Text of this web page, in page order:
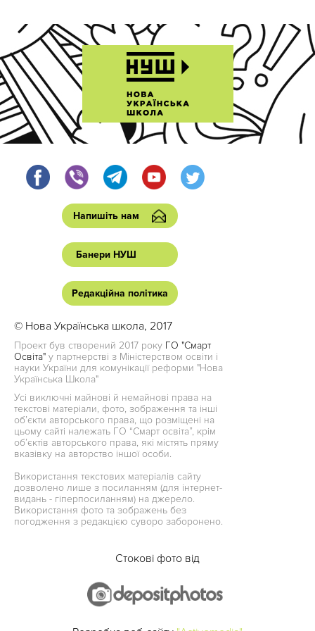
Напишіть нам
Банери НУШ
Редакційна політика
© Нова Українська школа, 2017
Проект був створений 2017 року ГО "Смарт
Освіта" у партнерстві з Міністерством освіти і
науки України для комунікації реформи "Нова
Українська Школа"
Усі виключні майнові й немайнові права на
текстові матеріали, фото, зображення та інші
об’єкти авторського права, що розміщені на
цьому сайті належать ГО “Смарт освіта”, крім
об’єктів авторського права, які містять пряму
вказівку на авторство іншої особи.
Використання текстових матеріалів сайту
дозволено лише з посиланням (для інтернет-
видань - гіперпосиланням) на джерело.
Використання фото та зображень без
погодження з редакцією суворо заборонено.
Стокові фото від